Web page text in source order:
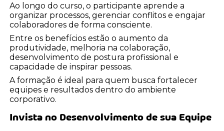
Ao longo do curso, o participante aprende a
organizar processos, gerenciar conflitos e engajar
colaboradores de forma consciente.
Entre os benefícios estão o aumento da
produtividade, melhoria na colaboração,
desenvolvimento de postura profissional e
capacidade de inspirar pessoas.
A formação é ideal para quem busca fortalecer
equipes e resultados dentro do ambiente
corporativo.
Invista no Desenvolvimento de sua Equipe